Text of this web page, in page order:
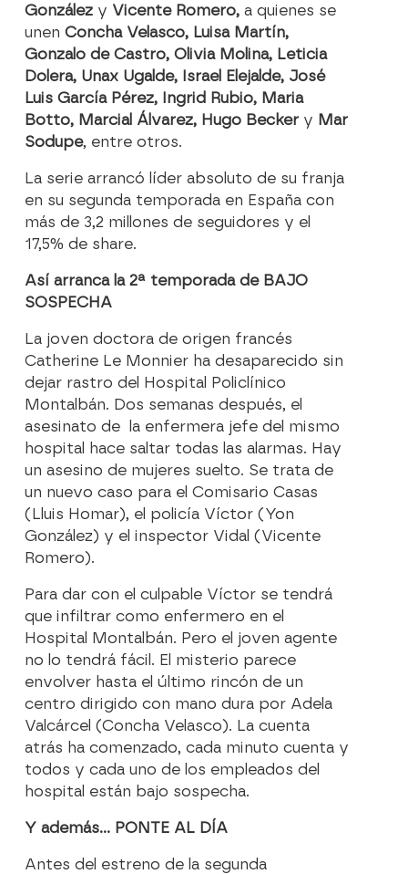
González y Vicente Romero,a quienes se
unenConcha Velasco, Luisa Martín,
Gonzalo de Castro, Olivia Molina, Leticia
Dolera, Unax Ugalde, Israel Elejalde, José
Luis García Pérez, Ingrid Rubio, Maria
Botto, Marcial Álvarez, Hugo Becker y Mar
Sodupe, entre otros.
La serie arrancó líder absoluto de su franja
en su segunda temporada en España con
más de 3,2 millones de seguidores y el
17,5% de share.
Así arranca la 2ª temporada de BAJO
SOSPECHA
La joven doctora de origen francés
Catherine Le Monnier ha desaparecido sin
dejar rastro del Hospital Policlínico
Montalbán. Dos semanas después, el
asesinato de la enfermera jefe del mismo
hospital hace saltar todas las alarmas. Hay
un asesino de mujeres suelto. Se trata de
un nuevo caso para el Comisario Casas
(Lluis Homar), el policía Víctor (Yon
González) y el inspector Vidal (Vicente
Romero).
Para dar con el culpable Víctor se tendrá
que infiltrar como enfermero en el
Hospital Montalbán. Pero el joven agente
no lo tendrá fácil. El misterio parece
envolver hasta el último rincón de un
centro dirigido con mano dura por Adela
Valcárcel (Concha Velasco). La cuenta
atrás ha comenzado, cada minuto cuenta y
todos y cada uno de los empleados del
hospital están bajo sospecha.
Y además… PONTE AL DÍA
Antes del estreno de la segunda